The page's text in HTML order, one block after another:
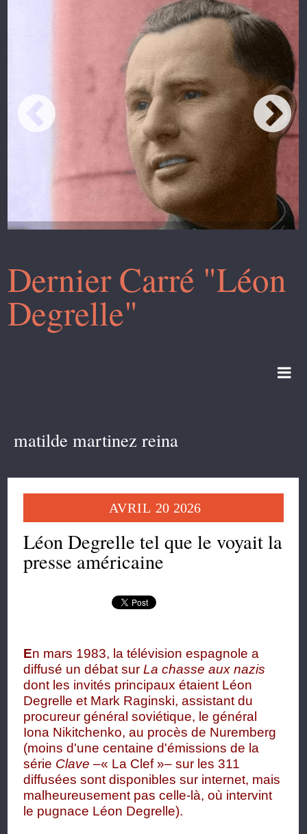
Dernier Carré "Léon
Degrelle"
matilde martinez reina
AVRIL 20 2026
Léon Degrelle tel que le voyait la
presse américaine
En mars 1983, la télévision espagnole a
diffusé un débat surLa chasse aux nazis
dont les invités principaux étaient Léon
Degrelle et Mark Raginski, assistant du
procureur général soviétique, le général
Iona Nikitchenko,au procès de Nuremberg
(moins d'une centaine d'émissions de la
série Clave –« La Clef »– sur les 311
diffusées sont disponibles sur internet, mais
malheureusement pas celle-là, où intervint
le pugnace Léon Degrelle).